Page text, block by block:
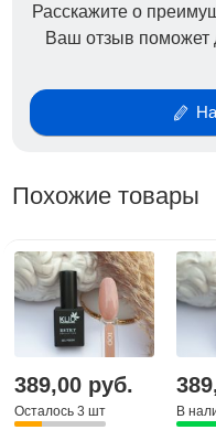
Расскажите о
Ваш отзыв поможет
Похожие товары
389,00 руб.
Осталось 3 шт
В